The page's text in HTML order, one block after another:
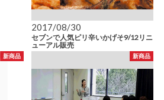
2017/08/30
セブンで人気ピリ辛いかげそ9/12リニ
ューアル販売
新商品 新商品